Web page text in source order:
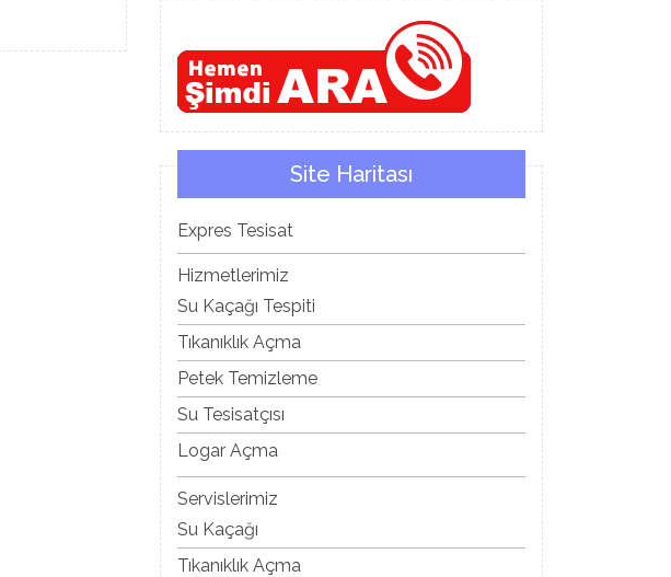
Site Haritası
Expres Tesisat
Hizmetlerimiz
Su Kaçağı Tespiti
Tıkanıklık Açma
Petek Temizleme
Su Tesisatçısı
Logar Açma
Servislerimiz
Su Kaçağı
Tıkanıklık Açma